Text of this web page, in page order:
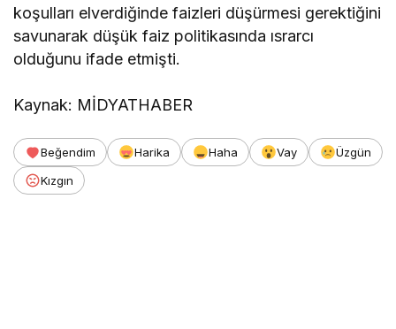
koşulları elverdiğinde faizleri düşürmesi gerektiğini
savunarak düşük faiz politikasında ısrarcı
olduğunu ifade etmişti.
Kaynak: MİDYATHABER
Beğendim Harika Haha Vay
Üzgün
Kızgın